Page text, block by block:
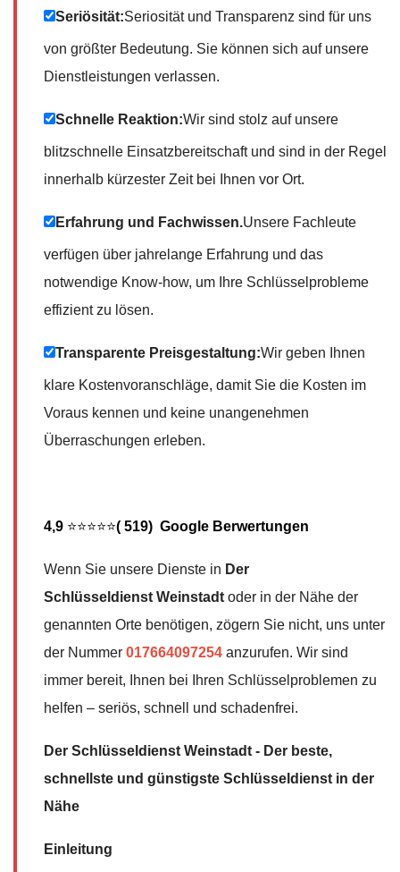
Seriösität:Seriosität und Transparenz sind für uns
von größter Bedeutung. Sie können sich auf unsere
Dienstleistungen verlassen.
Schnelle Reaktion:Wir sind stolz auf unsere
blitzschnelle Einsatzbereitschaft und sind in der Regel
innerhalb kürzester Zeit bei Ihnen vor Ort.
Erfahrung und Fachwissen.Unsere Fachleute
verfügen über jahrelange Erfahrung und das
notwendige Know-how, um Ihre Schlüsselprobleme
effizient zu lösen.
Transparente Preisgestaltung:Wir geben Ihnen
klare Kostenvoranschläge, damit Sie die Kosten im
Voraus kennen und keine unangenehmen
Überraschungen erleben.
4,9 ⭐⭐⭐⭐⭐( 519) Google Berwertungen
Wenn Sie unsere Dienste in Der
Schlüsseldienst Weinstadt oder in der Nähe der
genannten Orte benötigen, zögern Sie nicht, uns unter
der Nummer 017664097254 anzurufen. Wir sind
immer bereit, Ihnen bei Ihren Schlüsselproblemen zu
helfen – seriös, schnell und schadenfrei.
Der Schlüsseldienst Weinstadt - Der beste,
schnellste und günstigste Schlüsseldienst in der
Nähe
Einleitung